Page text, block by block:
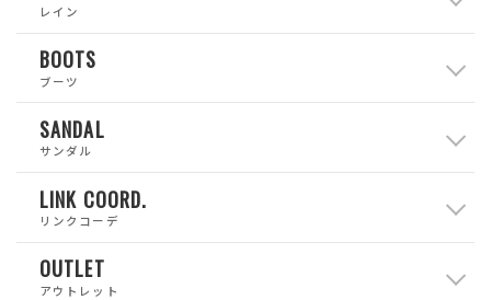
レイン
BOOTS
ブーツ
SANDAL
サンダル
LINK COORD.
リンクコーデ
OUTLET
アウトレット